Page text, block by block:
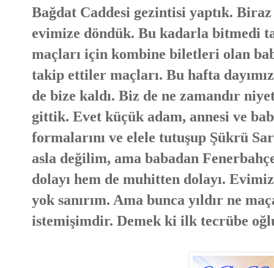
Bağdat Caddesi gezintisi yaptık.
evimize döndük. Bu kadarla bitmedi
maçları için kombine biletleri olan
takip ettiler maçları. Bu hafta
de bize kaldı. Biz de ne zamandır
gittik. Evet küçük adam, annesi ve
formalarını ve elele tutuşup Şükrü
asla değilim, ama babadan
dolayı hem de muhitten dolayı.
yok sanırım. Ama bunca yıldır ne
istemişimdir. Demek ki ilk tecrübe